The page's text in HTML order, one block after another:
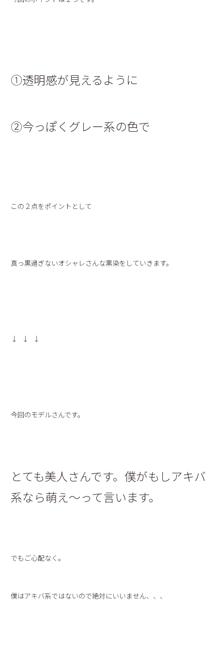
①透明感が見えるように
②今っぽくグレー系の色で
この２点をポイントとして
真っ黒過ぎないオシャレさんな黒染をしていきます。
↓ ↓ ↓
今回のモデルさんです。
とても美人さんです。僕がもしアキバ
系なら萌え〜って言います。
でもご心配なく。
僕はアキバ系ではないので絶対にいいません、、、